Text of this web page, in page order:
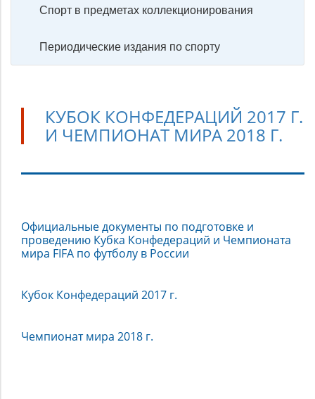
Спорт в предметах коллекционирования
Периодические издания по спорту
КУБОК КОНФЕДЕРАЦИЙ 2017 Г.
И ЧЕМПИОНАТ МИРА 2018 Г.
Конфедераций
2017
и
Чемпионат
2018
Официальные документы по подготовке и
проведению Кубка Конфедераций и Чемпионата
мира FIFA по футболу в России
Кубок Конфедераций 2017 г.
Чемпионат мира 2018 г.